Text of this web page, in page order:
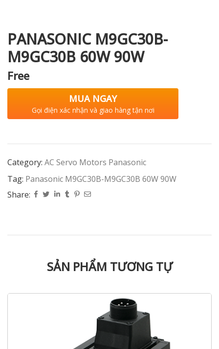
PANASONIC M9GC30B-
M9GC30B 60W 90W
Free
MUA NGAY
Gọi điện xác nhận và giao hàng tận nơi
Category: AC Servo Motors Panasonic
Tag: Panasonic M9GC30B-M9GC30B 60W 90W
Share:
SẢN PHẨM TƯƠNG TỰ